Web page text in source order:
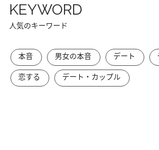
KEYWORD
人気のキーワード
本音 男女の本音 デート
恋する
デート・カップル